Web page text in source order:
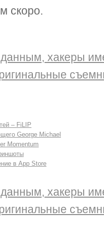
скоро.
хакеры
– FiLIP
George Michael
Momentum
в App Store
хакеры